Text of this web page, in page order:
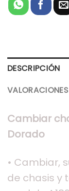
DESCRIPCIÓN
Cambiar
Dorado
• Cambiar,
de chasis y